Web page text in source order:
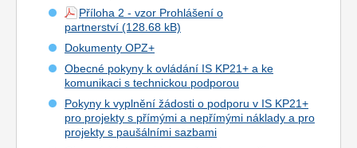
Příloha 2 - vzor Prohlášení o
partnerství
Dokumenty OPZ+
Obecné pokyny k ovládání IS KP21+ a ke
komunikaci s technickou podporou
Pokyny k vyplnění žádosti o podporu v IS KP21+
pro projekty s přímými a nepřímými náklady a pro
projekty s paušálními sazbami